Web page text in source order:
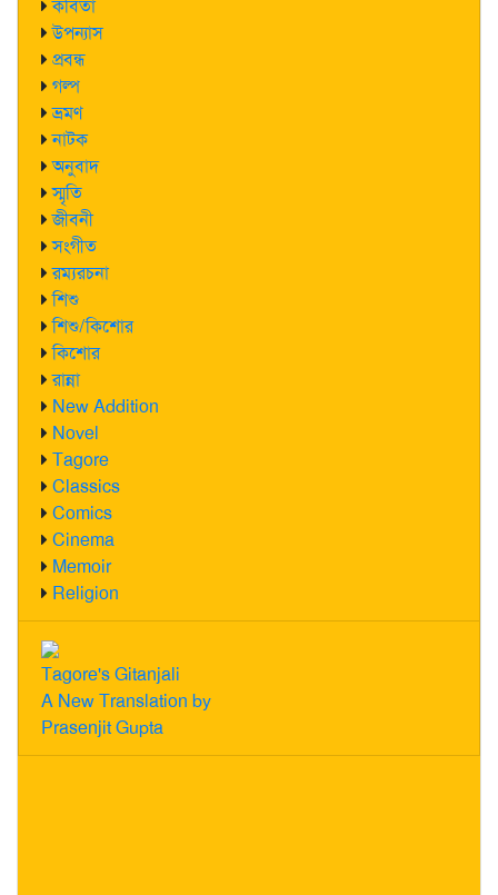
কবিতা
উপন্যাস
প্রবন্ধ
গল্প
ভ্রমণ
নাটক
অনুবাদ
স্মৃতি
জীবনী
সংগীত
রম্যরচনা
শিশু
শিশু/কিশোর
কিশোর
রান্না
New Addition
Novel
Tagore
Classics
Comics
Cinema
Memoir
Religion
Tagore's Gitanjali
A New Translation by
Prasenjit Gupta